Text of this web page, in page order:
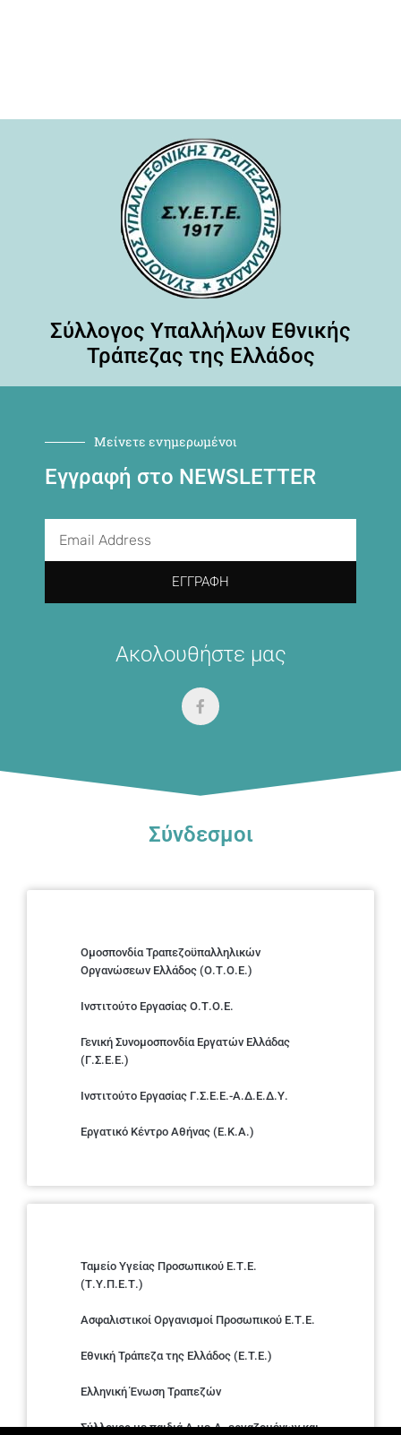
Σύλλογος Υπαλλήλων Εθνικής
Τράπεζας της Ελλάδος
Μείνετε ενημερωμένοι
Εγγραφή στο NEWSLETTER
ΕΓΓΡΑΦΉ
Ακολουθήστε μας
Σύνδεσμοι
Ομοσπονδία Τραπεζοϋπαλληλικών
Οργανώσεων Ελλάδος (Ο.Τ.Ο.Ε.)
Ινστιτούτο Εργασίας Ο.Τ.Ο.Ε.
Γενική Συνομοσπονδία Εργατών Ελλάδας
(Γ.Σ.Ε.Ε.)
Ινστιτούτο Εργασίας Γ.Σ.Ε.Ε.-Α.Δ.Ε.Δ.Υ.
Εργατικό Κέντρο Αθήνας (Ε.Κ.Α.)
Ταμείο Υγείας Προσωπικού Ε.Τ.Ε.
(Τ.Υ.Π.Ε.Τ.)
Ασφαλιστικοί Οργανισμοί Προσωπικού Ε.Τ.Ε.
Εθνική Τράπεζα της Ελλάδος (E.T.E.)
Ελληνική Ένωση Τραπεζών
Σύλλογος με παιδιά Α.με.Α. εργαζομένων και